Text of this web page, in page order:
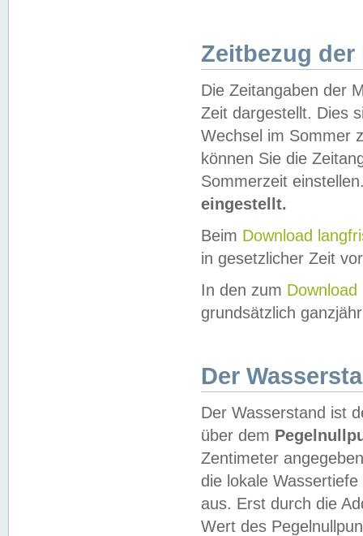
Zeitbezug der
Die Zeitangaben der
Zeit dargestellt. Dies
Wechsel im Sommer
können Sie die
Sommerzeit
eingestellt.
Beim Download
in gesetzlicher Zeit
In den zum Download
grundsätzlich
Der
Der Wasserstand ist
über dem
Zentimeter
die lokale
aus. Erst durch die
Wert des